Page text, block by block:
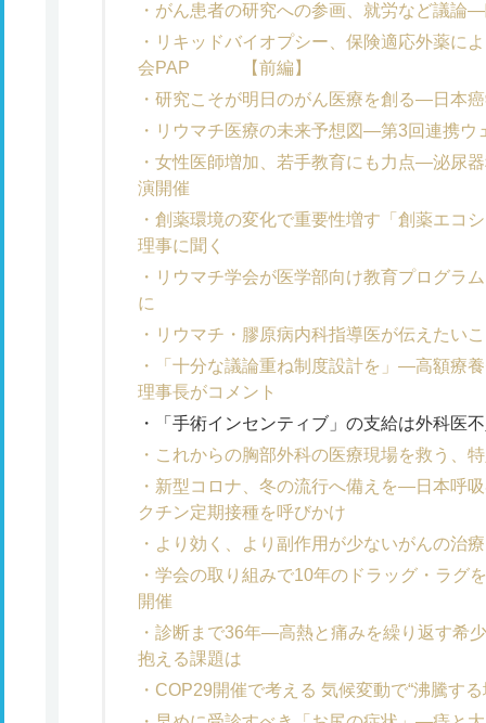
がん患者の研究への参画、就労など議論
リキッドバイオプシー、保険適応外薬に
会PAP 【前編】
研究こそが明日のがん医療を創る―日本
リウマチ医療の未来予想図―第3回連携ウ
女性医師増加、若手教育にも力点―泌尿
演開催
創薬環境の変化で重要性増す「創薬エコ
理事に聞く
リウマチ学会が医学部向け教育プログラ
に
リウマチ・膠原病内科指導医が伝えたい
「十分な議論重ね制度設計を」―高額療
理事長がコメント
「手術インセンティブ」の支給は外科医
これからの胸部外科の医療現場を救う、
新型コロナ、冬の流行へ備えを―日本呼
クチン定期接種を呼びかけ
より効く、より副作用が少ないがんの治
学会の取り組みで10年のドラッグ・ラ
開催
診断まで36年―高熱と痛みを繰り返す希
抱える課題は
COP29開催で考える 気候変動で“沸騰す